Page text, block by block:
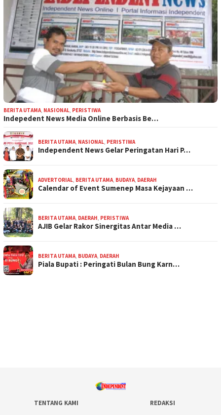
BERITA UTAMA NASIONAL PERISTIWA
Indepedent News Media Online Berbasis Be…
BERITA UTAMA NASIONAL PERISTIWA
Independent News Gelar Peringatan Hari P…
ADVERTORIAL BERITA UTAMA BUDAYA DAERAH
Calendar of Event Sumenep Masa Kejayaan …
BERITA UTAMA DAERAH PERISTIWA
AJIB Gelar Rakor Sinergitas Antar Media …
BERITA UTAMA BUDAYA DAERAH
Piala Bupati : Peringati Bulan Bung Karn…
TENTANG KAMI
REDAKSI